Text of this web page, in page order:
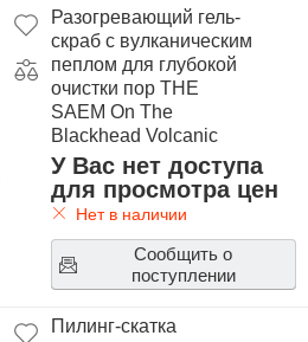
Разогревающий гель-
скраб с вулканическим
пеплом для глубокой
очистки пор THE
SAEM On The
Blackhead Volcanic
Steam Gel Cleaner
У Вас нет доступа
для просмотра цен
Нет в наличии
Сообщить о
поступлении
Пилинг-скатка